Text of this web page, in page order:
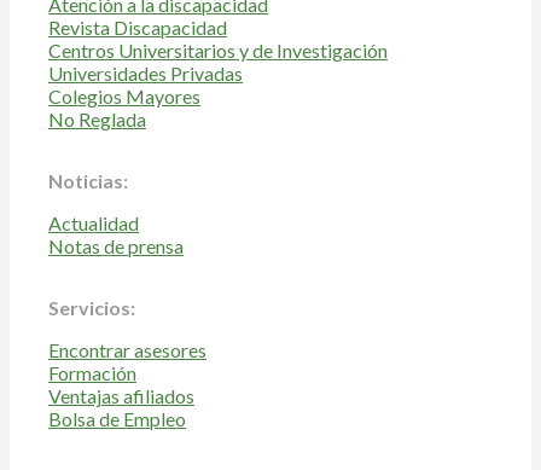
Revista Discapacidad
Centros Universitarios y de Investigación
Universidades Privadas
Colegios Mayores
No Reglada
Noticias:
Actualidad
Notas de prensa
Servicios:
Encontrar asesores
Formación
Ventajas afiliados
Bolsa de Empleo